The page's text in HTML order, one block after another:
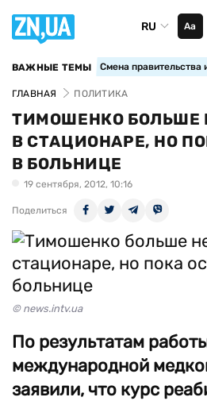
RU Аа
ВАЖНЫЕ ТЕМЫ Смена правительства
ГЛАВНАЯ ПОЛИТИКА
ТИМОШЕНКО БОЛЬШЕ
В СТАЦИОНАРЕ, НО
В БОЛЬНИЦЕ
19 сентября, 2012, 10:16
Поделиться
© news.intv.ua
По результатам
международной
заявили, что курс